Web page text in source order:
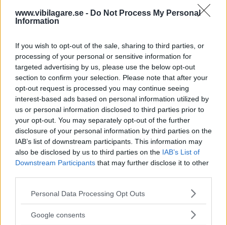
www.vibilagare.se - Do Not Process My Personal
Information
If you wish to opt-out of the sale, sharing to third parties, or
processing of your personal or sensitive information for
targeted advertising by us, please use the below opt-out
section to confirm your selection. Please note that after your
opt-out request is processed you may continue seeing
interest-based ads based on personal information utilized by
us or personal information disclosed to third parties prior to
your opt-out. You may separately opt-out of the further
disclosure of your personal information by third parties on the
IAB’s list of downstream participants. This information may
also be disclosed by us to third parties on the IAB’s List of
Downstream Participants that may further disclose it to other
Please note that this website/app uses one or more Google
not limited to your visit or usage behaviour. You may click to
Personal Data Processing Opt Outs
Google consents
gällande General Motors nya elbil,
GMC Hummer EV.
vindrutan på förarsidan och A-stolpen inte är tillräckligt
tätat. Om det kommer in vatten där kan det hamna på en
kontakt, vars anslutningar kan korrodera.
Dessa styr bland annat kontrollerna för förarsidans
fönster, speglar och dörrlås och resultatet kan bli att de
slutar fungera. Dessutom kan inbrottslarmet aktiveras
oavsiktligt och slumpmässiga meddelanden kan dyka upp
i instrumentklustret.
GMC Hummer EVpresenterades 2021och då
marknadsfördes den bland annat körandes genom
vattendrag. Enligt tillverkaren har den 5 meter långa
elbilen ett vadningsdjup på drygt 81 centimeter.